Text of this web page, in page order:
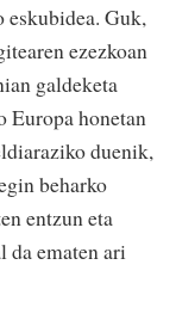
eskubidea. Guk,
ezezkoan
galdeketa
Europa honetan
duenik,
beharko
entzun eta
da ematen ari